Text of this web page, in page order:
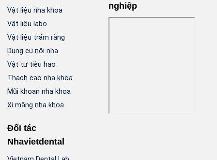
Vật liệu nha khoa
Vật liệu labo
Vật liệu trám răng
Dụng cụ nội nha
Vật tư tiêu hao
Thạch cao nha khoa
Mũi khoan nha khoa
Xi măng nha khoa
Đối tác
Nhavietdental
nghiệp